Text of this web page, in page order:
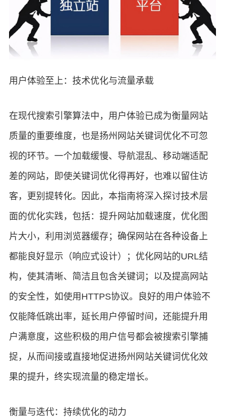
用户体验至上：技术优化与流量承载
在现代搜索引擎算法中，用户体验已成为衡量网站
质量的重要维度，也是扬州网站关键词优化不可忽
视的环节。一个加载缓慢、导航混乱、移动端适配
差的网站，即使关键词优化得再好，也难以留住访
客，更别提转化。因此，本指南将深入探讨技术层
面的优化实践，包括：提升网站加载速度，优化图
片大小，利用浏览器缓存；确保网站在各种设备上
都能良好显示（响应式设计）；优化网站的URL结
构，使其清晰、简洁且包含关键词；以及提高网站
的安全性，如使用HTTPS协议。良好的用户体验不
仅能降低跳出率，延长用户停留时间，还能提升用
户满意度，这些积极的用户信号都会被搜索引擎捕
捉，从而间接或直接地促进扬州网站关键词优化效
果的提升，终实现流量的稳定增长。
衡量与迭代：持续优化的动力